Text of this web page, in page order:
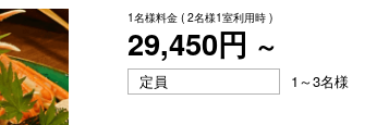
1名様料金 ( 2名様1室利用時 )
29,450円 ～
定員 1～3名様